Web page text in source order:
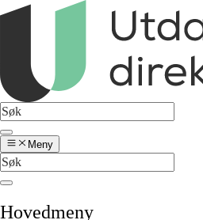
Meny
Hovedmeny